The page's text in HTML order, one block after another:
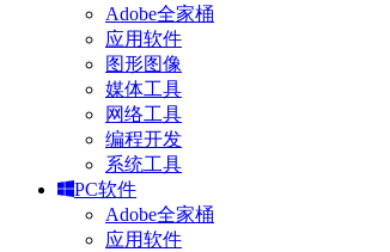
Adobe全家桶
应用软件
图形图像
媒体工具
网络工具
编程开发
系统工具
PC软件
Adobe全家桶
应用软件